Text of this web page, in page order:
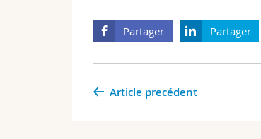
Partager Partager
Article precédent